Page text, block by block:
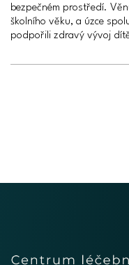
bezpečném prostředí.
školního věku, a úzce
podpořili zdravý vývoj